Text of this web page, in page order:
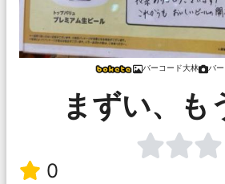
バーコード大林 バ
まずい、も
0